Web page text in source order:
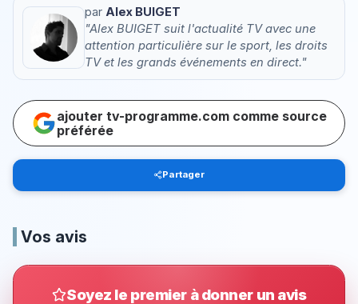
par Alex BUIGET
"Alex BUIGET suit l'actualité TV avec une
attention particulière sur le sport, les droits
TV et les grands événements en direct."
ajouter tv-programme.com comme source
préférée
Partager
Vos avis
Soyez le premier à donner un avis